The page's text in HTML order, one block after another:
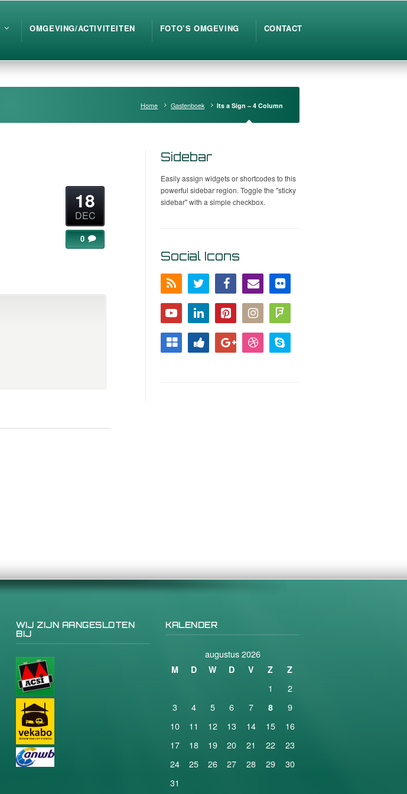
OMGEVING/ACTIVITEITEN FOTO’S OMGEVING CONTACT
Home Gastenboek Its a Sign – 4 Column
18
DEC
0
Sidebar
Easily assign widgets or shortcodes to this
powerful sidebar region. Toggle the "sticky
sidebar" with a simple checkbox.
Social Icons
WIJ ZIJN AANGESLOTEN
BIJ
KALENDER
augustus 2026
M D W D V Z Z
1
2
3
4 5 6 7 8
9
10
11 12 13 14 15
16
17
18 19 20 21 22
23
24
25 26 27 28 29
30
31